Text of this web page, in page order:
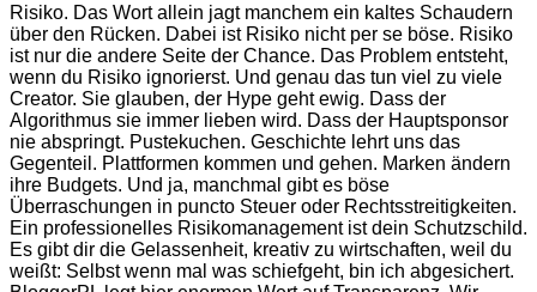
Risiko. Das Wort allein jagt manchem ein kaltes Schaudern
über den Rücken. Dabei ist Risiko nicht per se böse. Risiko
ist nur die andere Seite der Chance. Das Problem entsteht,
wenn du Risiko ignorierst. Und genau das tun viel zu viele
Creator. Sie glauben, der Hype geht ewig. Dass der
Algorithmus sie immer lieben wird. Dass der Hauptsponsor
nie abspringt. Pustekuchen. Geschichte lehrt uns das
Gegenteil. Plattformen kommen und gehen. Marken ändern
ihre Budgets. Und ja, manchmal gibt es böse
Überraschungen in puncto Steuer oder Rechtsstreitigkeiten.
Ein professionelles Risikomanagement ist dein Schutzschild.
Es gibt dir die Gelassenheit, kreativ zu wirtschaften, weil du
weißt: Selbst wenn mal was schiefgeht, bin ich abgesichert.